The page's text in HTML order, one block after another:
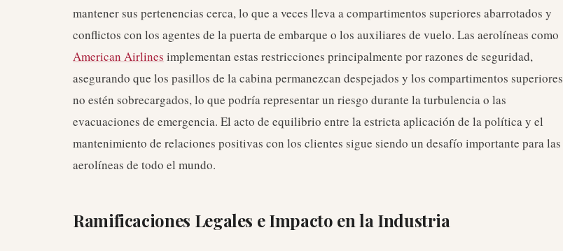
mantener sus pertenencias cerca, lo que a veces lleva a compartimentos superiores abarrotados y
conflictos con los agentes de la puerta de embarque o los auxiliares de vuelo. Las aerolíneas como
American Airlines implementan estas restricciones principalmente por razones de seguridad,
asegurando que los pasillos de la cabina permanezcan despejados y los compartimentos superiores
no estén sobrecargados, lo que podría representar un riesgo durante la turbulencia o las
evacuaciones de emergencia. El acto de equilibrio entre la estricta aplicación de la política y el
mantenimiento de relaciones positivas con los clientes sigue siendo un desafío importante para las
aerolíneas de todo el mundo.
Ramificaciones Legales e Impacto en la Industria